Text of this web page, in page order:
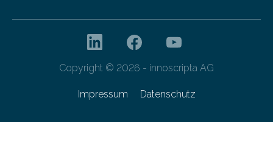
Copyright © 2026 - innoscripta AG
Impressum Datenschutz